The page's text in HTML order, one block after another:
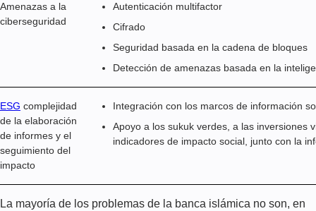
Amenazas a la
ciberseguridad
Autenticación multifactor
Cifrado
Seguridad basada en la cadena de bloques
Detección de amenazas basada en la
ESG complejidad
de la elaboración
de informes y el
seguimiento del
impacto
Integración con los marcos de información
Apoyo a los sukuk verdes, a las inversiones
indicadores de impacto social, junto con la
La mayoría de los problemas de la banca islámica no son, en